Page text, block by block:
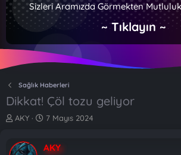
Sizleri Aramızda Görmekten
~ Tıklayın ~
Sağlık Haberleri
Dikkat! Çöl tozu geliyor
K
b
AKY
B
l
7 Mayıs 2024
AKY